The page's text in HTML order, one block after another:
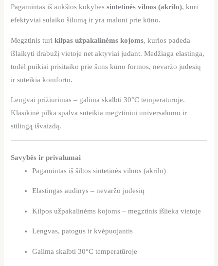
Pagamintas iš aukštos kokybėssintetinės vilnos (akrilo), kuri
efektyviai sulaiko šilumą ir yra maloni prie kūno.
Megztinis turikilpas užpakalinėms kojoms, kurios padeda
išlaikyti drabužį vietoje net aktyviai judant. Medžiaga elastinga,
todėl puikiai prisitaiko prie šuns kūno formos, nevaržo judesių
ir suteikia komforto.
Lengvai prižiūrimas – galima skalbti 30°C temperatūroje.
Klasikinė pilka spalva suteikia megztiniui universalumo ir
stilingą išvaizdą.
Savybės ir privalumai
Pagamintas iš šiltos sintetinės vilnos (akrilo)
Elastingas audinys – nevaržo judesių
Kilpos užpakalinėms kojoms – megztinis išlieka vietoje
Lengvas, patogus ir kvėpuojantis
Galima skalbti 30°C temperatūroje